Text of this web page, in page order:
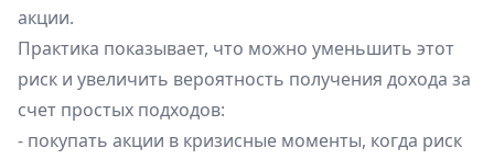
акции.
Практика показывает, что можно уменьшить этот
риск и увеличить вероятность получения дохода за
счет простых подходов:
- покупать акции в кризисные моменты, когда риск